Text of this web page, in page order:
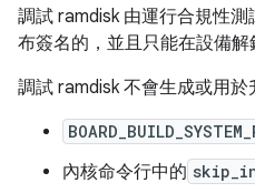
調試 ramdisk 由運行合規性
布簽名的，並且只能在設備解
調試 ramdisk 不會生成或用於
內核命令行中的